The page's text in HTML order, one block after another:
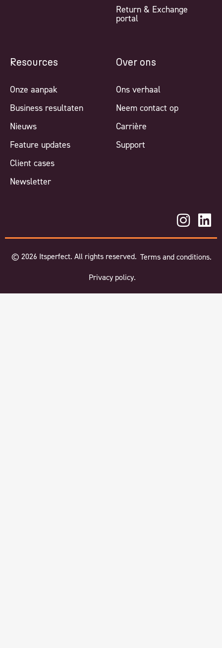
Return & Exchange
portal
Resources
Onze aanpak
Business resultaten
Nieuws
Feature updates
Client cases
Newsletter
Over ons
Ons verhaal
Neem contact op
Carrière
Support
© 2026 Itsperfect. All rights reserved. Terms and conditions.
Privacy policy.